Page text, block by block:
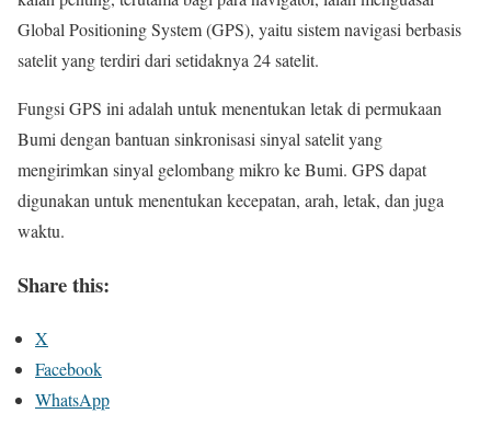
Global Positioning System (GPS), yaitu sistem navigasi berbasis
satelit yang terdiri dari setidaknya 24 satelit.
Fungsi GPS ini adalah untuk menentukan letak di permukaan
Bumi dengan bantuan sinkronisasi sinyal satelit yang
mengirimkan sinyal gelombang mikro ke Bumi. GPS dapat
digunakan untuk menentukan kecepatan, arah, letak, dan juga
waktu.
Share this:
X
Facebook
WhatsApp